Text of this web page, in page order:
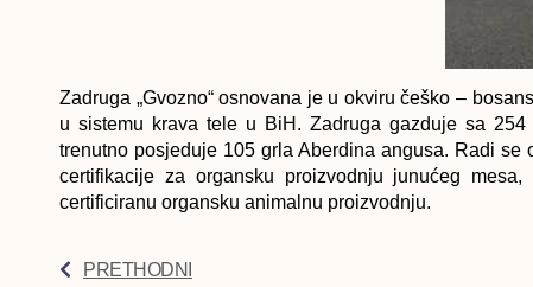
Zadruga „Gvozno“ osnovana je u okviru češko –
u sistemu krava tele u BiH. Zadruga gazduje sa
trenutno posjeduje 105 grla Aberdina angusa. Radi
certifikacije za organsku proizvodnju junućeg
certificiranu organsku animalnu proizvodnju.
PRETHODNI